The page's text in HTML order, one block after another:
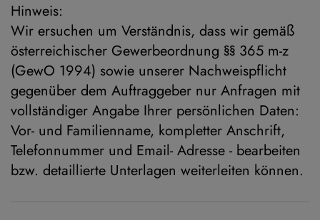
Hinweis:
Wir ersuchen um Verständnis, dass wir gemäß
österreichischer Gewerbeordnung §§ 365 m-z
(GewO 1994) sowie unserer Nachweispflicht
gegenüber dem Auftraggeber nur Anfragen mit
vollständiger Angabe Ihrer persönlichen Daten:
Vor- und Familienname, kompletter Anschrift,
Telefonnummer und Email- Adresse - bearbeiten
bzw. detaillierte Unterlagen weiterleiten können.